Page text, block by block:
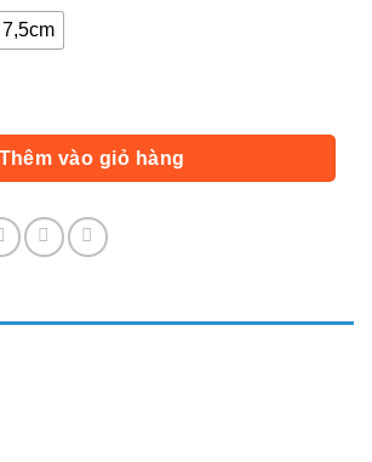
7,5cm
Quấn Cơ Thể Thao Cao Su Non Chống
Thêm vào giỏ hàng